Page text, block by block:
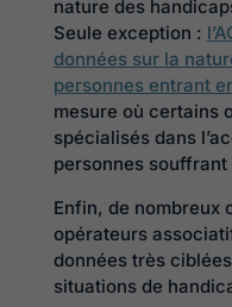
nature des
Seule exception :
données sur la
personnes entrant
mesure où certains
spécialisés dans
personnes
Enfin, de nombreux
opérateurs
données très
situations de